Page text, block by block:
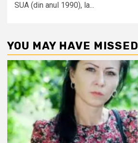
SUA (din anul 1990), la...
YOU MAY HAVE MISSED